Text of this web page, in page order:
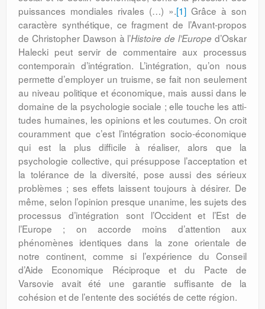
puissances mondiales rivales (…) ».[1] Grâce à son
carac­tère synthétique, ce fragment de l’Avant-propos
de Christopher Dawson à l’His­toire de l’Europe d’Oskar
Halecki peut ser­vir de commentaire aux processus
con­tem­porain d’intégration. L’intégration, qu’on nous
permette d’employer un truisme, se fait non seulement
au niveau politique et écono­mique, mais aussi dans le
domaine de la psychologie sociale ; elle touche les atti­
tudes humaines, les opinions et les cou­tumes. On croit
couramment que c’est l’in­té­gration socio-économique
qui est la plus difficile à réaliser, alors que la
psychologie collective, qui présuppose l’acceptation et
la tolérance de la diversité, pose aussi des sérieux
problèmes ; ses effets laissent toujours à désirer. De
même, selon l’opinion presque unanime, les sujets des
processus d’intégration sont l’Occident et l’Est de
l’Europe ; on accorde moins d’attention aux
phénomènes identiques dans la zone orien­tale de
notre continent, comme si l’expé­rience du Conseil
d’Aide Economique Réci­proque et du Pacte de
Varsovie avait été une garantie suffisante de la
cohésion et de l’entente des sociétés de cette région.